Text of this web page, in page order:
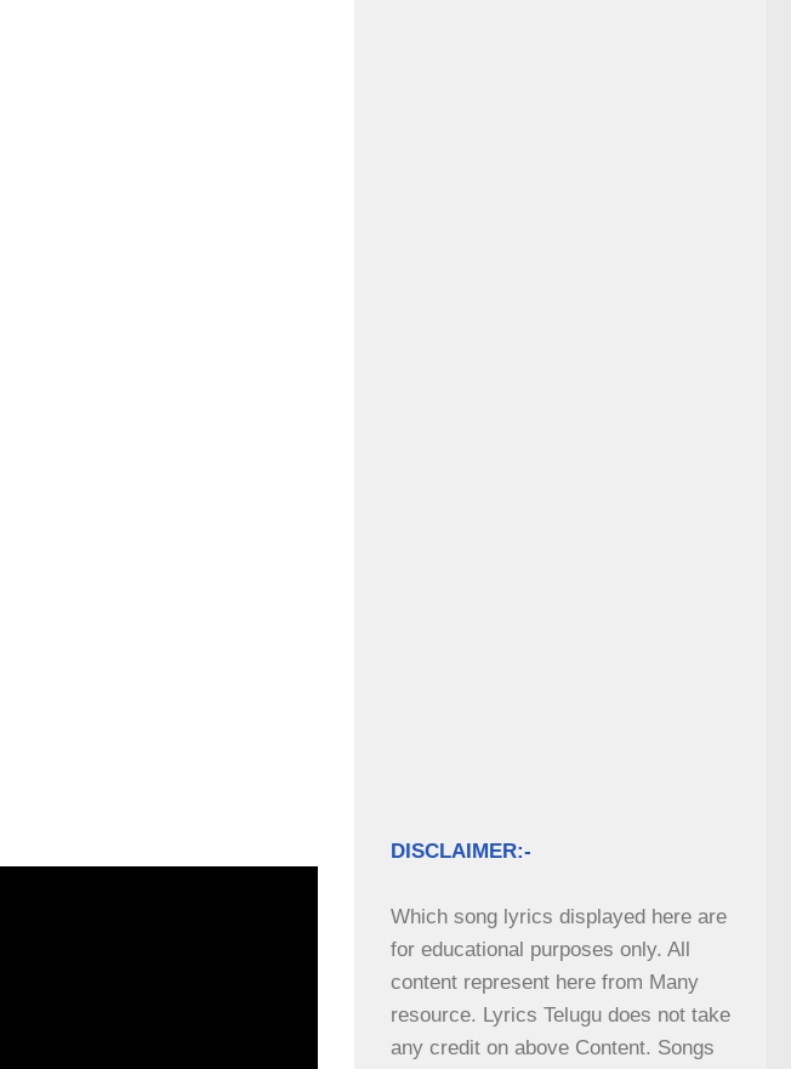
DISCLAIMER:-
Which song lyrics displayed here are
for educational purposes only. All
content represent here from Many
resource. Lyrics Telugu does not take
any credit on above Content. Songs